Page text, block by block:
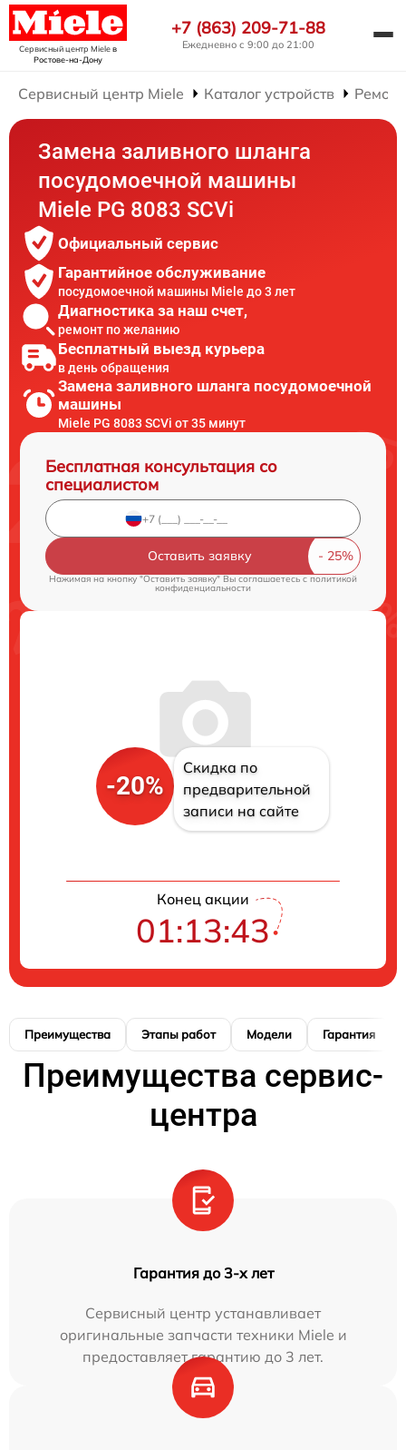
Сервисный центр Mieleв
Ростове-на-Дону
+7 (863) 209-71-88
Ежедневно с 9:00 до 21:00
Сервисный центр Miele Каталог устройств
Замена заливного шланга
посудомоечной машины
Miele PG 8083 SCVi
Официальный сервис
Гарантийное обслуживание
посудомоечной машины Miele до 3 лет
Диагностика за наш счет,
ремонт по желанию
Бесплатный выезд курьера
в день обращения
Замена заливного шланга посудомоечной
машины
Miele PG 8083 SCVi от 35 минут
Бесплатная консультация со
специалистом
Оставить заявку
Нажимая на кнопку "Оставить заявку" Вы соглашаетесь cполитикой
конфиденциальности
-20%
Скидка по
предварительной
записи на сайте
Конец акции
01:13:42
Преимущества Этапы работ Модели Гарантия
Преимущества сервис-
центра
Гарантия до 3-х лет
Сервисный центр устанавливает
оригинальные запчасти техники Miele и
предоставляет гарантию до 3 лет.